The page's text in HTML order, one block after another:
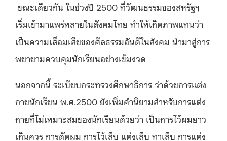
ขณะเดียวกัน ในช่วงปี 2500 ที่วัฒนธรรมของสหรัฐฯ
เริ่มเข้ามาแพร่หลายในสังคมไทย ทำให้เกิดภาพแทนว่า
เป็นความเสื่อมเสียของศีลธรรมอันดีในสังคม นำมาสู่การ
พยายามควบคุมนักเรียนอย่างเข้มงวด
นอกจากนี้ ระเบียบกระทรวงศึกษาธิการ ว่าด้วยการแต่ง
กายนักเรียน พ.ศ.2500 ยังเพิ่มคำนิยามสำหรับการแต่ง
กายที่ไม่เหมาะสมของนักเรียนด้วยว่า เป็นการไว้ผมยาว
เกินควร การดัดผม การไว้เล็บ แต่งเล็บ ทาเล็บ การแต่ง